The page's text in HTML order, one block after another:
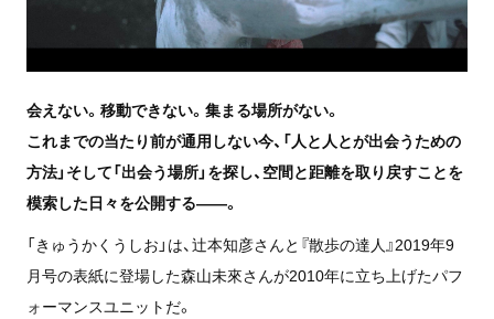
会えない。移動できない。集まる場所がない。
これまでの当たり前が通用しない今、「人と人とが出会うための
方法」そして「出会う場所」を探し、空間と距離を取り戻すことを
模索した日々を公開する――。
「きゅうかくうしお」は、辻󠄀本知彦さんと『散歩の達人』2019年9
月号の表紙に登場した森山未來さんが2010年に立ち上げたパフ
ォーマンスユニットだ。